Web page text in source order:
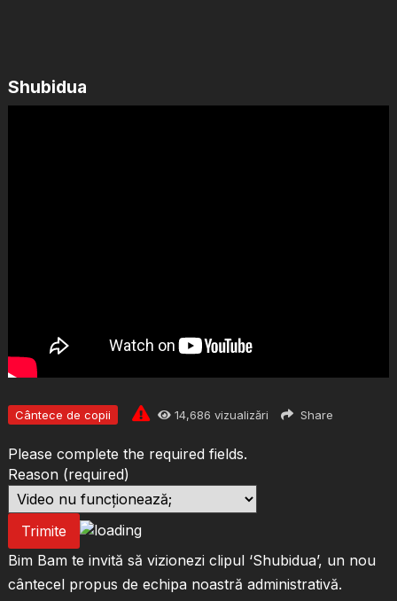
Shubidua
Cântece de copii 14,686 vizualizări Share
Please complete the required fields.
Reason (required)
Trimite
Bim Bam te invită să vizionezi clipul ‘Shubidua’, un nou
cântecel propus de echipa noastră administrativă.